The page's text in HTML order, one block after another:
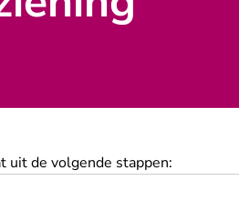
uit de volgende stappen: